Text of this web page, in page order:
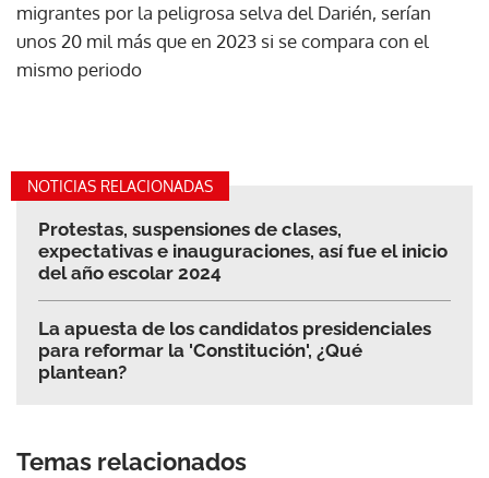
migrantes por la peligrosa selva del Darién, serían
unos 20 mil más que en 2023 si se compara con el
mismo periodo
NOTICIAS RELACIONADAS
Protestas, suspensiones de clases,
expectativas e inauguraciones, así fue el inicio
del año escolar 2024
La apuesta de los candidatos presidenciales
para reformar la 'Constitución', ¿Qué
plantean?
Temas relacionados